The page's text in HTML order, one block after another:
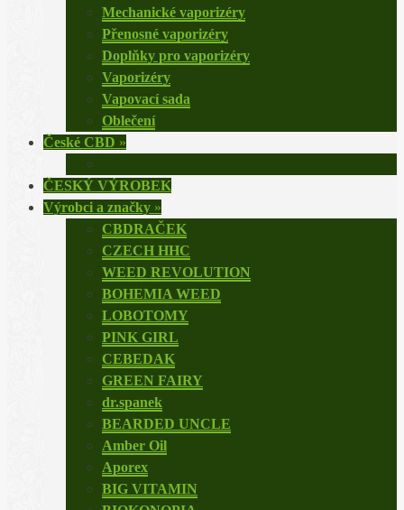
Mechanické vaporizéry
Přenosné vaporizéry
Doplňky pro vaporizéry
Vaporizéry
Vapovací sada
Oblečení
České CBD »
ČESKÝ VÝROBEK
Výrobci a značky »
CBDRAČEK
CZECH HHC
WEED REVOLUTION
BOHEMIA WEED
LOBOTOMY
PINK GIRL
CEBEDAK
GREEN FAIRY
dr.spanek
BEARDED UNCLE
Amber Oil
Aporex
BIG VITAMIN